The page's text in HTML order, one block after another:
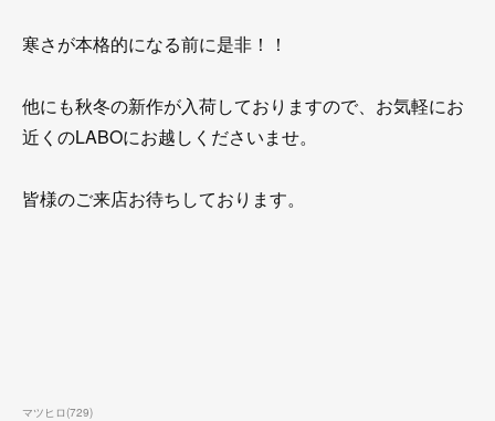
寒さが本格的になる前に是非！！
他にも秋冬の新作が入荷しておりますので、お気軽にお
近くのLABOにお越しくださいませ。
皆様のご来店お待ちしております。
マツヒロ(729)